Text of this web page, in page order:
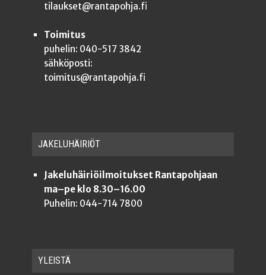
tilaukset@rantapohja.fi
Toimitus
puhelin: 040-517 3842
sähköposti:
toimitus@rantapohja.fi
JAKE­LU­HÄI­RIÖT
Jakeluhäiriöilmoitukset Rantapohjaan
ma–pe klo 8.30–16.00
Puhelin: 044-714 7800
YLEISTÄ